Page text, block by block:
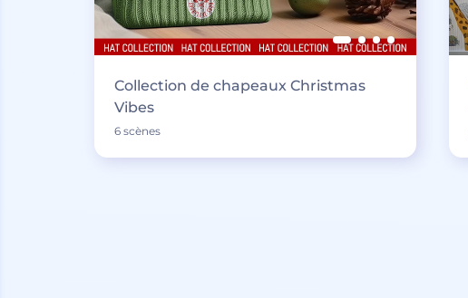
Collection de chapeaux Christmas
Vibes
6 scènes